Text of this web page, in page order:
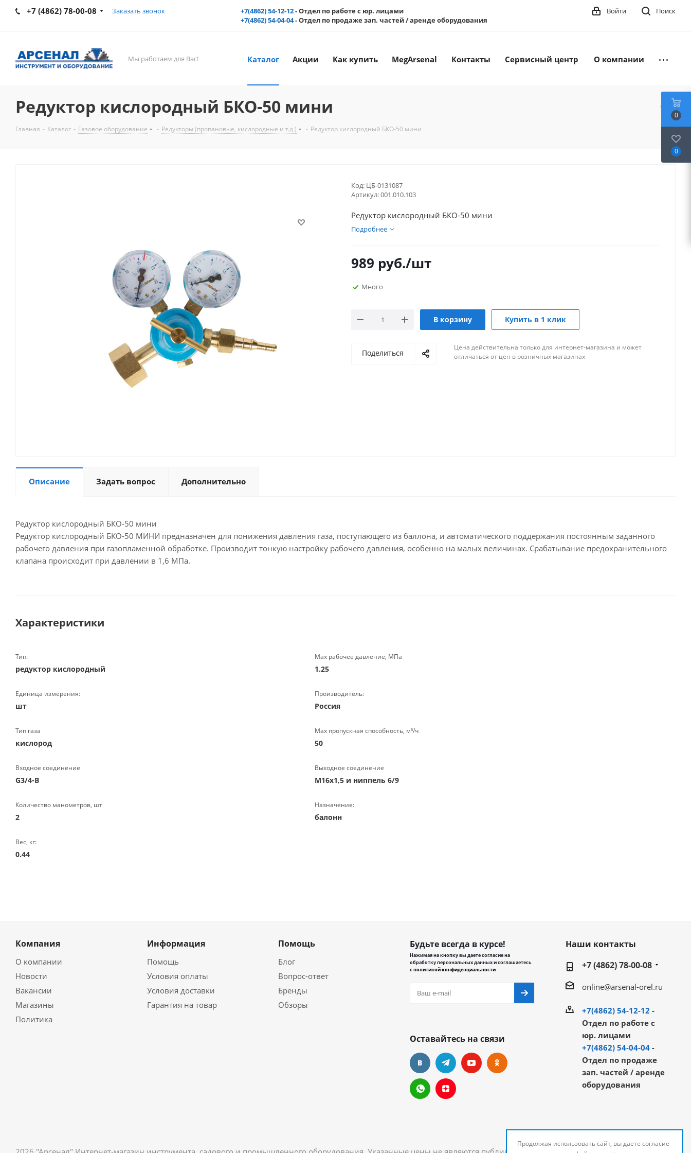
+7 (4862) 78-00-08 Заказать звонок +7(4862) 54-12-12- Отдел по работе с юр. лицами
+7(4862) 54-04-04- Отдел по продаже зап. частей / аренде оборудования
Поиск
Войти
Мы работаем для Вас! Каталог Акции Как купить MegArsenal Контакты Сервисный центр О компании
Редуктор кислородный БКО-50 мини
Главная - Каталог - Газовое оборудование - Редукторы (пропановые, кислородные и т.д.) - Редуктор кислородный БКО-50 мини
Код: ЦБ-0131087
Артикул:001.010.103
Редуктор кислородный БКО-50 мини
Подробнее
989 руб./шт
Много
В корзину Купить в 1 клик
Поделиться
Цена действительна только для интернет-магазина и может
отличаться от цен в розничных магазинах
Описание Задать вопрос Дополнительно
Редуктор кислородный БКО-50 мини
Редуктор кислородный БКО-50 МИНИ предназначен для понижения давления газа, поступающего из баллона, и автоматического поддержания постоянным заданного
рабочего давления при газопламенной обработке. Производит тонкую настройку рабочего давления, особенно на малых величинах. Срабатывание предохранительного
клапана происходит при давлении в 1,6 МПа.
Характеристики
Тип:
редуктор кислородный
Мах рабочее давление, МПа
1.25
Единица измерения:
шт
Производитель:
Россия
Тип газа
кислород
Max пропускная способность, м³/ч
50
Входное соединение
G3/4-B
Выходное соединение
M16х1,5 и ниппель 6/9
Количество манометров, шт
2
Назначение:
балонн
Вес, кг:
0.44
Компания
О компании
Новости
Вакансии
Магазины
Политика
Информация
Помощь
Условия оплаты
Условия доставки
Гарантия на товар
Помощь
Блог
Вопрос-ответ
Бренды
Обзоры
Будьте всегда в курсе!
Нажимая на кнопку вы даете согласие на
обработку персональных данных и соглашаетесь
сполитикой конфиденциальности
Оставайтесь на связи
Наши контакты
+7 (4862) 78-00-08
online@arsenal-orel.ru
+7(4862) 54-12-12 -
Отдел по работе с
юр. лицами
+7(4862) 54-04-04-
Отдел по продаже
зап. частей / аренде
оборудования
0
0
Продолжая использовать сайт, вы даете согласие